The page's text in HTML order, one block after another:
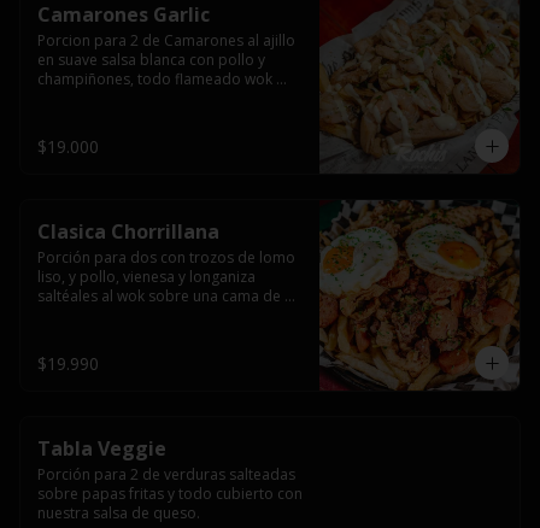
Camarones Garlic
Porcion para 2 de Camarones al ajillo
en suave salsa blanca con pollo y
champiñones, todo flameado wok
$19.000
Clasica Chorrillana
Porción para dos con trozos de lomo
liso, y pollo, vienesa y longaniza
saltéales al wok sobre una cama de
$19.990
Tabla Veggie
Porción para 2 de verduras salteadas
sobre papas fritas y todo cubierto con
nuestra salsa de queso.